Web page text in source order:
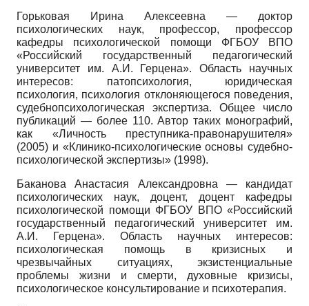
Горьковая Ирина Алексеевна — доктор
психологических наук, профессор, профессор
кафедры психологической помощи ФГБОУ ВПО
«Российский государственный педагогический
университет им. А.И. Герцена». Область научных
интересов: патопсихология, юридическая
психология, психология отклоняющегося поведения,
судебно­психологическая экспертиза. Общее число
публикаций — более 110. Автор таких монографий,
как «Личность преступника-правонарушителя»
(2005) и «Клинико-психологические основы судебно-
психологической экспертизы» (1998).
Баканова Анастасия Александровна — кандидат
психологических наук, доцент, доцент кафедры
психологической помощи ФГБОУ ВПО «Российский
государственный педагогический университет им.
А.И. Герцена». Область научных интересов:
психологическая помощь в кризисных и
чрезвычайных ситуациях, экзистенциальные
проблемы жизни и смерти, духовные кризисы,
психологическое консультирование и психотерапия.